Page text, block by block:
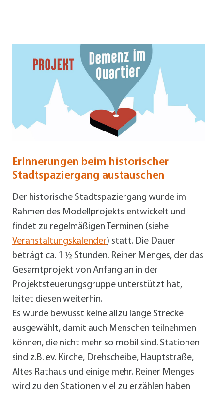
Erinnerungen beim historischer
Stadtspaziergang austauschen
Der historische Stadtspaziergang wurde im
Rahmen des Modellprojekts entwickelt und
findet zu regelmäßigen Terminen (siehe
Veranstaltungskalender) statt. Die Dauer
beträgt ca. 1 ½ Stunden. Reiner Menges, der das
Gesamtprojekt von Anfang an in der
Projektsteuerungsgruppe unterstützt hat,
leitet diesen weiterhin.
Es wurde bewusst keine allzu lange Strecke
ausgewählt, damit auch Menschen teilnehmen
können, die nicht mehr so mobil sind. Stationen
sind z.B. ev. Kirche, Drehscheibe, Hauptstraße,
Altes Rathaus und einige mehr. Reiner Menges
wird zu den Stationen viel zu erzählen haben